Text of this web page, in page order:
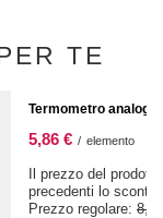
TE
Termometro
5,86 € / elemento
Il prezzo del
precedenti lo
Prezzo regolare: